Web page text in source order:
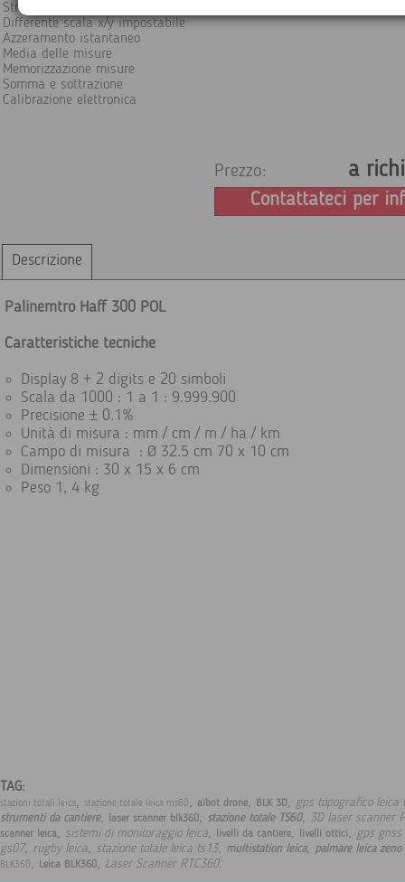
Strumento per la misura delle aree volumi e lunghezze
Differente scala x/y impostabile
Azzeramento istantaneo
Media delle misure
Memorizzazione misure
Somma e sottrazione
Calibrazione elettronica
Prezzo: a
Contattateci per
Descrizione
Palinemtro Haff 300 POL
Caratteristiche tecniche
Display 8 + 2 digits e 20 simboli
Scala da 1000 : 1 a 1 : 9.999.900
Precisione ± 0.1%
Unità di misura : mm / cm / m / ha / km
Campo di misura : Ø 32.5 cm 70 x 10 cm
Dimensioni : 30 x 15 x 6 cm
Peso 1, 4 kg
TAG:
stazioni totali leica, stazione totale leica ms60, aibot drone, BLK 3D, gps topografico leica
strumenti da cantiere, laser scanner blk360, stazione totale TS60, 3D laser scanner
scanner leica, sistemi di monitoraggio leica, livelli da cantiere, livelli ottici, gps gnss
gs07, rugby leica, stazione totale leica ts13, multistation leica, palmare leica zeno
BLK360, Leica BLK360, Laser Scanner RTC360.